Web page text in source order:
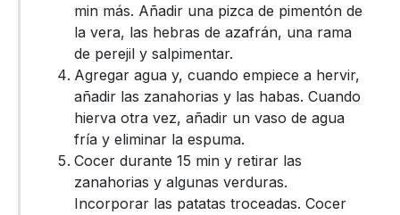
min más. Añadir una pizca de pimentón de
la vera, las hebras de azafrán, una rama
de perejil y salpimentar.
Agregar agua y, cuando empiece a hervir,
añadir las zanahorias y las habas. Cuando
hierva otra vez, añadir un vaso de agua
fría y eliminar la espuma.
Cocer durante 15 min y retirar las
zanahorias y algunas verduras.
Incorporar las patatas troceadas. Cocer